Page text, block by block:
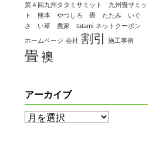
第４回九州タタミサミット 九州畳サミッ
ト 熊本 やつしろ 畳 たたみ いぐ
さ い草 農家 tatami ネットクーポン
ホームページ 会社 割引 施工事例
畳 襖
アーカイブ
ア